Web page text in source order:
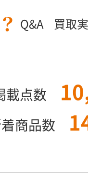
Q&A 買取
載点数
着商品数